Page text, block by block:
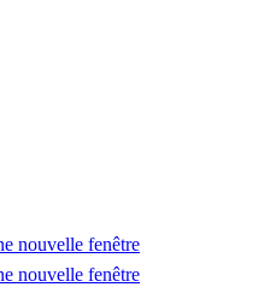
nouvelle fenêtre
nouvelle fenêtre